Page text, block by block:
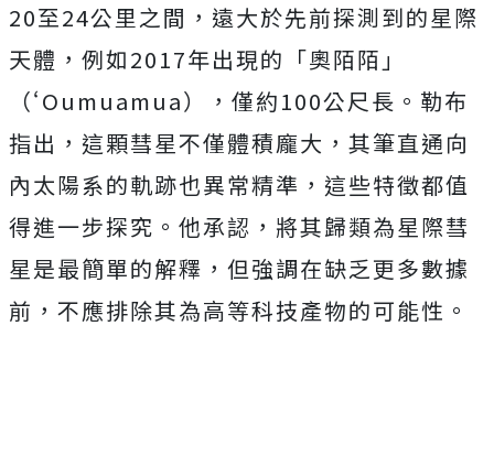
20至24公里之間，遠大於先前探測到的星際
天體，例如2017年出現的「奧陌陌」
（ʻOumuamua），僅約100公尺長。 勒布
指出，這顆彗星不僅體積龐大，其筆直通向
內太陽系的軌跡也異常精準，這些特徵都值
得進一步探究。他承認，將其歸類為星際彗
星是最簡單的解釋，但強調在缺乏更多數據
前，不應排除其為高等科技產物的可能性。